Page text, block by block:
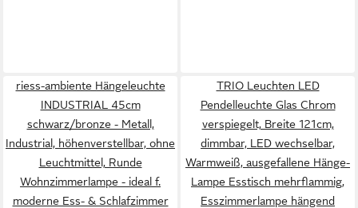
riess-ambiente Hängeleuchte
INDUSTRIAL 45cm
schwarz/bronze - Metall,
Industrial, höhenverstellbar, ohne
Leuchtmittel, Runde
Wohnzimmerlampe - ideal f.
moderne Ess- & Schlafzimmer
TRIO Leuchten LED
Pendelleuchte Glas Chrom
verspiegelt, Breite 121cm,
dimmbar, LED wechselbar,
Warmweiß, ausgefallene Hänge-
Lampe Esstisch mehrflammig,
Esszimmerlampe hängend